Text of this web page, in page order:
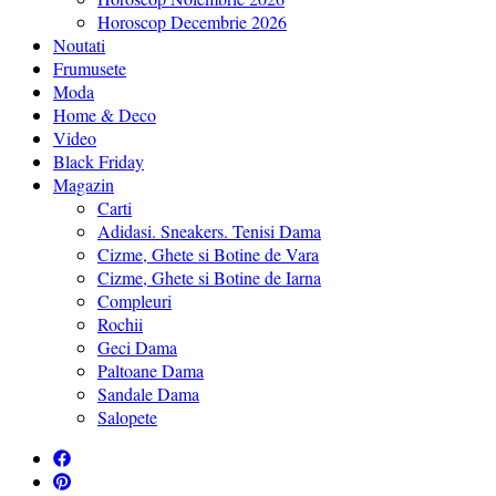
Horoscop Decembrie 2026
Noutati
Frumusete
Moda
Home & Deco
Video
Black Friday
Magazin
Carti
Adidasi. Sneakers. Tenisi Dama
Cizme, Ghete si Botine de Vara
Cizme, Ghete si Botine de Iarna
Compleuri
Rochii
Geci Dama
Paltoane Dama
Sandale Dama
Salopete